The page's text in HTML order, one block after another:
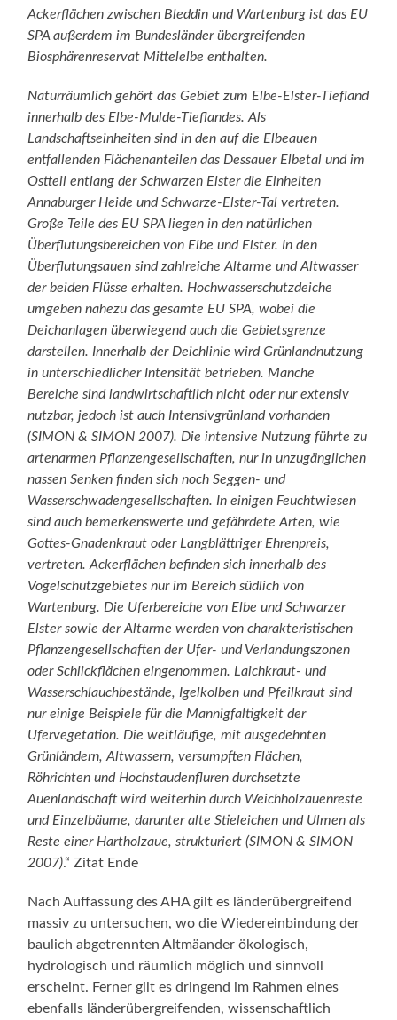
Ackerflächen zwischen Bleddin und Wartenburg ist das EU
SPA außerdem im Bundesländer übergreifenden
Biosphärenreservat Mittelelbe enthalten.
Naturräumlich gehört das Gebiet zum Elbe-Elster-Tiefland
innerhalb des Elbe-Mulde-Tieflandes. Als
Landschaftseinheiten sind in den auf die Elbeauen
entfallenden Flächenanteilen das Dessauer Elbetal und im
Ostteil entlang der Schwarzen Elster die Einheiten
Annaburger Heide und Schwarze-Elster-Tal vertreten.
Große Teile des EU SPA liegen in den natürlichen
Überflutungsbereichen von Elbe und Elster. In den
Überflutungsauen sind zahlreiche Altarme und Altwasser
der beiden Flüsse erhalten. Hochwasserschutzdeiche
umgeben nahezu das gesamte EU SPA, wobei die
Deichanlagen überwiegend auch die Gebietsgrenze
darstellen. Innerhalb der Deichlinie wird Grünlandnutzung
in unterschiedlicher Intensität betrieben. Manche
Bereiche sind landwirtschaftlich nicht oder nur extensiv
nutzbar, jedoch ist auch Intensivgrünland vorhanden
(SIMON & SIMON 2007). Die intensive Nutzung führte zu
artenarmen Pflanzengesellschaften, nur in unzugänglichen
nassen Senken finden sich noch Seggen- und
Wasserschwadengesellschaften. In einigen Feuchtwiesen
sind auch bemerkenswerte und gefährdete Arten, wie
Gottes-Gnadenkraut oder Langblättriger Ehrenpreis,
vertreten. Ackerflächen befinden sich innerhalb des
Vogelschutzgebietes nur im Bereich südlich von
Wartenburg. Die Uferbereiche von Elbe und Schwarzer
Elster sowie der Altarme werden von charakteristischen
Pflanzengesellschaften der Ufer- und Verlandungszonen
oder Schlickflächen eingenommen. Laichkraut- und
Wasserschlauchbestände, Igelkolben und Pfeilkraut sind
nur einige Beispiele für die Mannigfaltigkeit der
Ufervegetation. Die weitläufige, mit ausgedehnten
Grünländern, Altwassern, versumpften Flächen,
Röhrichten und Hochstaudenfluren durchsetzte
Auenlandschaft wird weiterhin durch Weichholzauenreste
und Einzelbäume, darunter alte Stieleichen und Ulmen als
Reste einer Hartholzaue, strukturiert (SIMON & SIMON
2007).“ Zitat Ende
Nach Auffassung des AHA gilt es länderübergreifend
massiv zu untersuchen, wo die Wiedereinbindung der
baulich abgetrennten Altmäander ökologisch,
hydrologisch und räumlich möglich und sinnvoll
erscheint. Ferner gilt es dringend im Rahmen eines
ebenfalls länderübergreifenden, wissenschaftlich